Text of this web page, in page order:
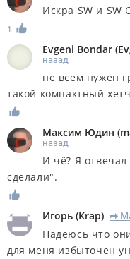
Искра SW и SW
1
Evgeni Bondar (
назад
не всем нужен
такой компактный
Максим Юдин (
назад
И чё? Я отвечал
сделали".
Игорь (Krap) R
Надеюсь что
для меня избыточен